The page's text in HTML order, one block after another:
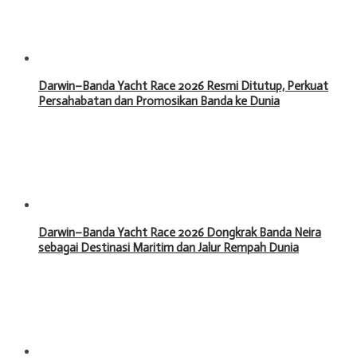
Darwin–Banda Yacht Race 2026 Resmi Ditutup, Perkuat
Persahabatan dan Promosikan Banda ke Dunia
Darwin–Banda Yacht Race 2026 Dongkrak Banda Neira
sebagai Destinasi Maritim dan Jalur Rempah Dunia